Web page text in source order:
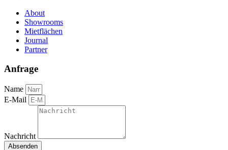
About
Showrooms
Mietflächen
Journal
Partner
Anfrage
Name
E-Mail
Nachricht
Absenden